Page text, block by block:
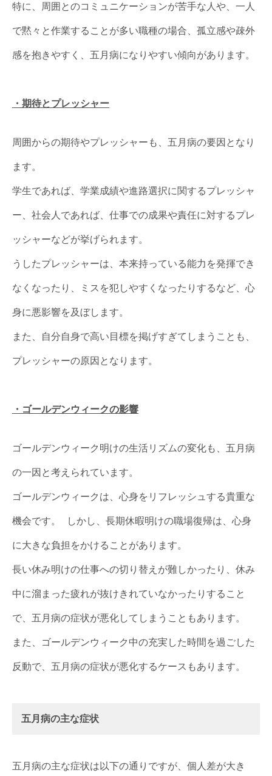
特に、周囲とのコミュニケーションが苦手な人や、一人
で黙々と作業することが多い職種の場合、孤立感や疎外
感を抱きやすく、五月病になりやすい傾向があります。
・期待とプレッシャー
周囲からの期待やプレッシャーも、五月病の要因となり
ます。
学生であれば、学業成績や進路選択に関するプレッシャ
ー、社会人であれば、仕事での成果や責任に対するプレ
ッシャーなどが挙げられます。
うしたプレッシャーは、本来持っている能力を発揮でき
なくなったり、ミスを犯しやすくなったりするなど、心
身に悪影響を及ぼします。
また、自分自身で高い目標を掲げすぎてしまうことも、
プレッシャーの原因となります。
・ゴールデンウィークの影響
ゴールデンウィーク明けの生活リズムの変化も、五月病
の一因と考えられています。
ゴールデンウィークは、心身をリフレッシュする貴重な
機会です。 しかし、長期休暇明けの職場復帰は、心身
に大きな負担をかけることがあります。
長い休み明けの仕事への切り替えが難しかったり、休み
中に溜まった疲れが抜けきれていなかったりすること
で、五月病の症状が悪化してしまうこともあります。
また、ゴールデンウィーク中の充実した時間を過ごした
反動で、五月病の症状が悪化するケースもあります。
五月病の主な症状
五月病の主な症状は以下の通りですが、個人差が大き